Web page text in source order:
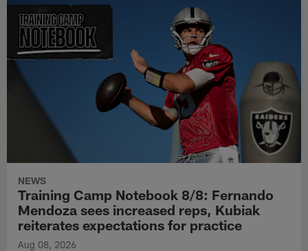
NEWS
Training Camp Notebook 8/8: Fernando
Mendoza sees increased reps, Kubiak
reiterates expectations for practice
Aug 08, 2026